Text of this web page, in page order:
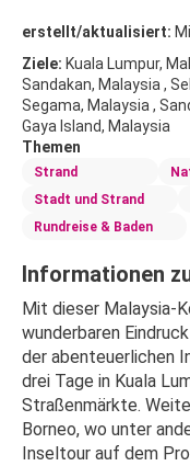
erstellt/aktualisiert:
Ziele: Kuala Lumpur,
Sandakan, Malaysia ,
Segama, Malaysia ,
Gaya Island, Malaysia
Themen
Strand
Stadt und Strand
Rundreise & Baden
Informationen
Mit dieser Malaysia-
wunderbaren
der abenteuerlichen
drei Tage in Kuala
Straßenmärkte.
Borneo, wo unter
Inseltour auf dem